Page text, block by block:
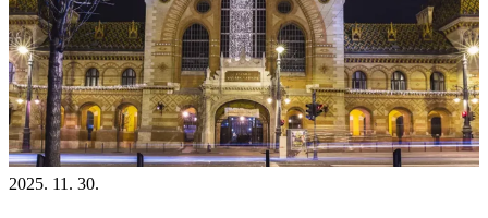
2025. 11. 30.